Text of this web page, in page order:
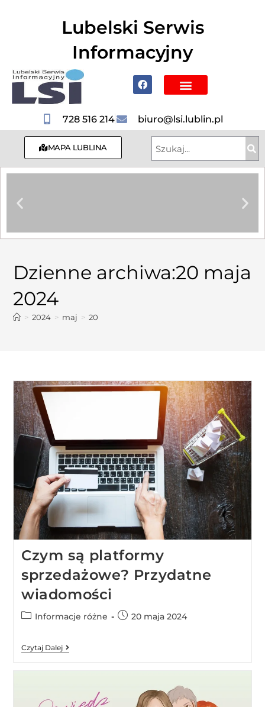
Lubelski Serwis
Informacyjny
728 516 214 biuro@lsi.lublin.pl
MAPA LUBLINA
Dzienne archiwa:20 maja
2024
> 2024 > maj > 20
Czym są platformy
sprzedażowe? Przydatne
wiadomości
Informacje różne 20 maja 2024
Czytaj Dalej